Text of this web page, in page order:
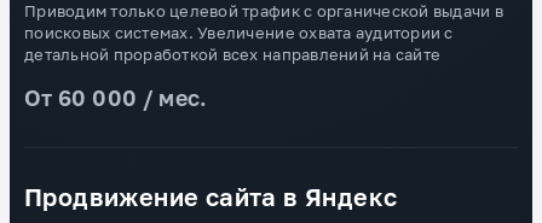
Приводим только целевой трафик с органической выдачи в
поисковых системах. Увеличение охвата аудитории с
детальной проработкой всех направлений на сайте
От 60 000 / мес.
Продвижение сайта в Яндекс